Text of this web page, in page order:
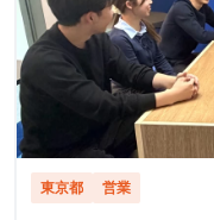
東京都 営業